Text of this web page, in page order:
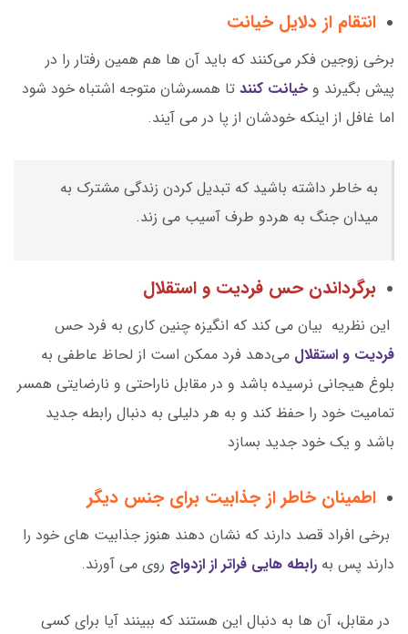
انتقام از دلایل خیانت
برخی زوجین فکر می‌کنند که باید آن ها هم همین رفتار را در
پیش بگیرند و خیانت کنند تا همسرشان متوجه اشتباه خود شود
اما غافل از اینکه خودشان از پا در می آیند.
به خاطر داشته باشید که تبدیل کردن زندگی مشترک به
میدان جنگ به هردو طرف آسیب می زند.
برگرداندن حس فردیت و استقلال
این نظریه بیان می کند که انگیزه چنین کاری به فرد حس
فردیت و استقلال می‌دهد فرد ممکن است از لحاظ عاطفی به
بلوغ هیجانی نرسیده باشد و در مقابل ناراحتی و نارضایتی همسر
تمامیت خود را حفظ کند و به هر دلیلی به دنبال رابطه جدید
باشد و یک خود جدید بسازد
اطمینان خاطر از جذابیت برای جنس دیگر
برخی افراد قصد دارند که نشان دهند هنوز جذابیت های خود را
دارند پس به رابطه هایی فراتر از ازدواج روی می آورند.
در مقابل، آن ها به دنبال این هستند که ببینند آیا برای کسی